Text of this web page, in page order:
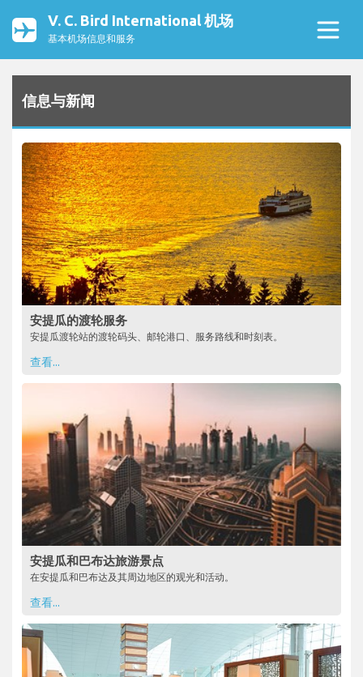
V. C. Bird International 机场
基本机场信息和服务
信息与新闻
安提瓜的渡轮服务
安提瓜渡轮站的渡轮码头、邮轮港口、服务路线和时刻表。
查看...
安提瓜和巴布达旅游景点
在安提瓜和巴布达及其周边地区的观光和活动。
查看...